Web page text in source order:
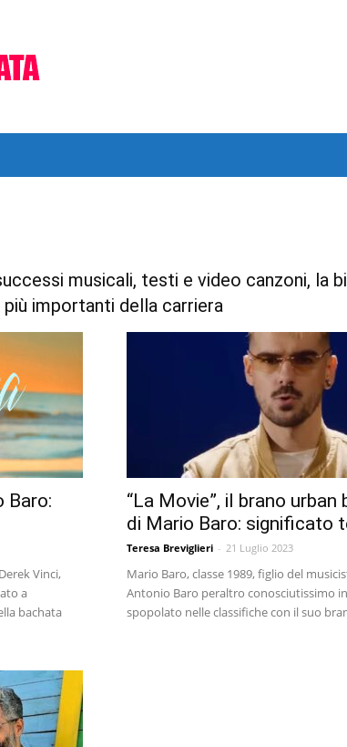
musicali, testi e video canzoni, la
importanti della carriera
Baro:
Vinci,
a
bachata
“La Movie”, il brano urban
di Mario Baro: significato
Teresa Breviglieri - 21 Luglio 2023
Mario Baro, classe 1989, figlio del
Antonio Baro peraltro conosciutissimo
spopolato nelle classifiche con il suo